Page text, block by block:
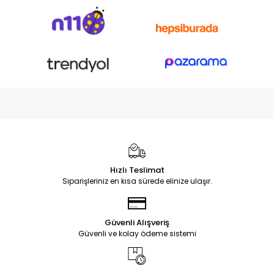
Hızlı Teslimat
Siparişleriniz en kısa sürede elinize ulaşır.
Güvenli Alışveriş
Güvenli ve kolay ödeme sistemi